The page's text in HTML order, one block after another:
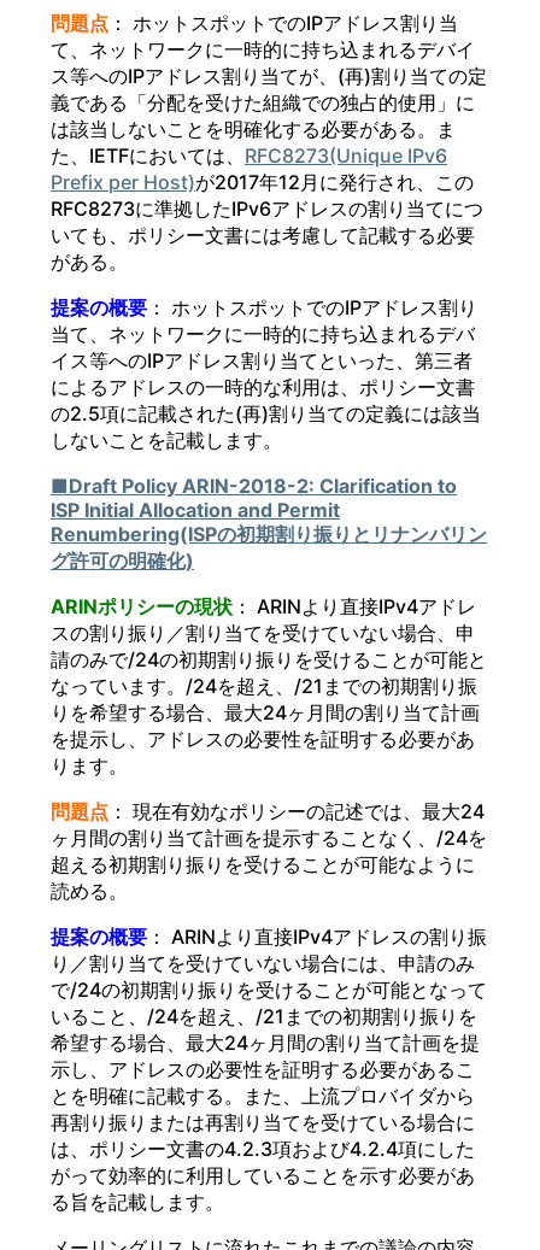
問題点 ： ホットスポットでのIPアドレス割り当
て、ネットワークに一時的に持ち込まれるデバイ
ス等へのIPアドレス割り当てが、(再)割り当ての定
義である「分配を受けた組織での独占的使用」に
は該当しないことを明確化する必要がある。ま
た、IETFにおいては、 RFC8273(Unique IPv6
Prefix per Host)が2017年12月に発行され、この
RFC8273に準拠したIPv6アドレスの割り当てにつ
いても、ポリシー文書には考慮して記載する必要
がある。
提案の概要 ： ホットスポットでのIPアドレス割り
当て、ネットワークに一時的に持ち込まれるデバ
イス等へのIPアドレス割り当てといった、第三者
によるアドレスの一時的な利用は、ポリシー文書
の2.5項に記載された(再)割り当ての定義には該当
しないことを記載します。
■Draft Policy ARIN-2018-2: Clarification to
ISP Initial Allocation and Permit
Renumbering(ISPの初期割り振りとリナンバリン
グ許可の明確化)
ARINポリシーの現状 ： ARINより直接IPv4アドレ
スの割り振り／割り当てを受けていない場合、申
請のみで/24の初期割り振りを受けることが可能と
なっています。/24を超え、/21までの初期割り振
りを希望する場合、最大24ヶ月間の割り当て計画
を提示し、アドレスの必要性を証明する必要があ
ります。
問題点 ： 現在有効なポリシーの記述では、最大24
ヶ月間の割り当て計画を提示することなく、/24を
超える初期割り振りを受けることが可能なように
読める。
提案の概要 ： ARINより直接IPv4アドレスの割り振
り／割り当てを受けていない場合には、申請のみ
で/24の初期割り振りを受けることが可能となって
いること、/24を超え、/21までの初期割り振りを
希望する場合、最大24ヶ月間の割り当て計画を提
示し、アドレスの必要性を証明する必要があるこ
とを明確に記載する。また、上流プロバイダから
再割り振りまたは再割り当てを受けている場合に
は、ポリシー文書の4.2.3項および4.2.4項にした
がって効率的に利用していることを示す必要があ
る旨を記載します。